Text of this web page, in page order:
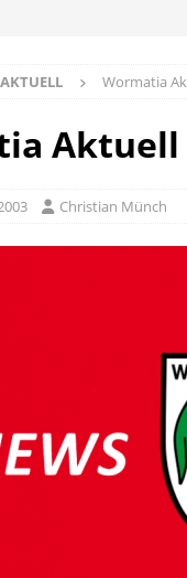
AKTUELL Wormatia
Aktuell
Christian Münch